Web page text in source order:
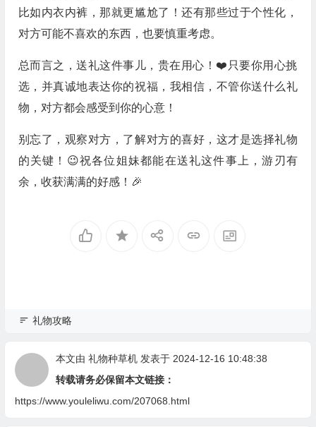
比如内衣内裤，那就更尴尬了！还有那些过于个性化，
对方可能不喜欢的东西，也要慎重考虑。
总而言之，送礼这件事儿，贵在用心！❤️只要你用心挑
选，并真诚地表达你的祝福，我相信，不管你送什么礼
物，对方都会感受到你的心意！
别忘了，观察对方，了解对方的喜好，这才是选择礼物
的关键！😉祝各位姐妹都能在送礼这件事上，游刃有
余，收获满满的好感！🎉
礼物攻略
本文由 礼物种草机发表于 2024-12-16 10:48:38
转载请务必保留本文链接：
https://www.youleliwu.com/207068.html